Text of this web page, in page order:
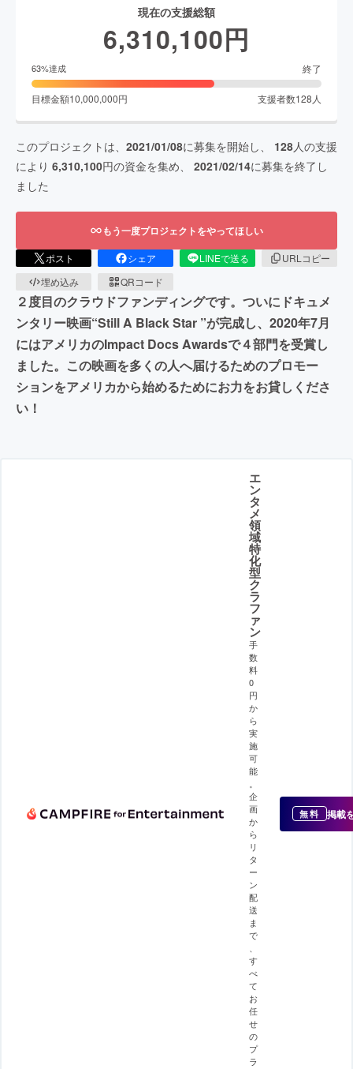
現在の支援総額
6,310,100円
63%達成 終了
目標金額10,000,000円 支援者数128 人
このプロジェクトは、 2021/01/08に募集を開始し、 128人の支援
により 6,310,100円の資金を集め、 2021/02/14に募集を終了し
ました
もう一度プロジェクトをやってほしい
ポスト シェア LINEで送る
URLコピー
埋め込み
QRコード
２度目のクラウドファンディングです。ついにドキュメ
ンタリー映画“Still A Black Star ”が完成し、2020年7月
にはアメリカのImpact Docs Awardsで４部門を受賞し
ました。この映画を多くの人へ届けるためのプロモー
ションをアメリカから始めるためにお力をお貸しくださ
い！
エ
ン
タ
メ
領
域
特
化
型
ク
ラ
フ
ァ
ン
手
数
料
0
円
か
ら
実
施
可
能
企
画
か
ら
リ
タ
ー
ン
配
送
ま
で
す
べ
て
お
任
せ
の
プ
ラ
無料 掲載